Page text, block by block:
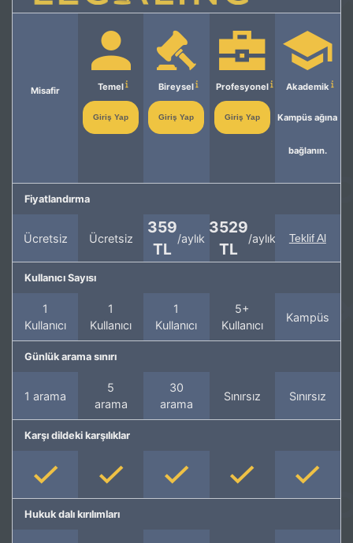
Misafir Temel
Giriş Yap
Bireysel
Giriş Yap
Profesyonel
Giriş Yap
Akademik
Kampüs ağına
bağlanın.
Fiyatlandırma
Ücretsiz Ücretsiz
359
TL
/aylık
3529
TL
/aylık Teklif Al
Kullanıcı Sayısı
1
Kullanıcı
1
Kullanıcı
1
Kullanıcı
5+
Kullanıcı
Kampüs
Günlük arama sınırı
1 arama
5
arama
30
arama
Sınırsız Sınırsız
Karşı dildeki karşılıklar
Hukuk dalı kırılımları